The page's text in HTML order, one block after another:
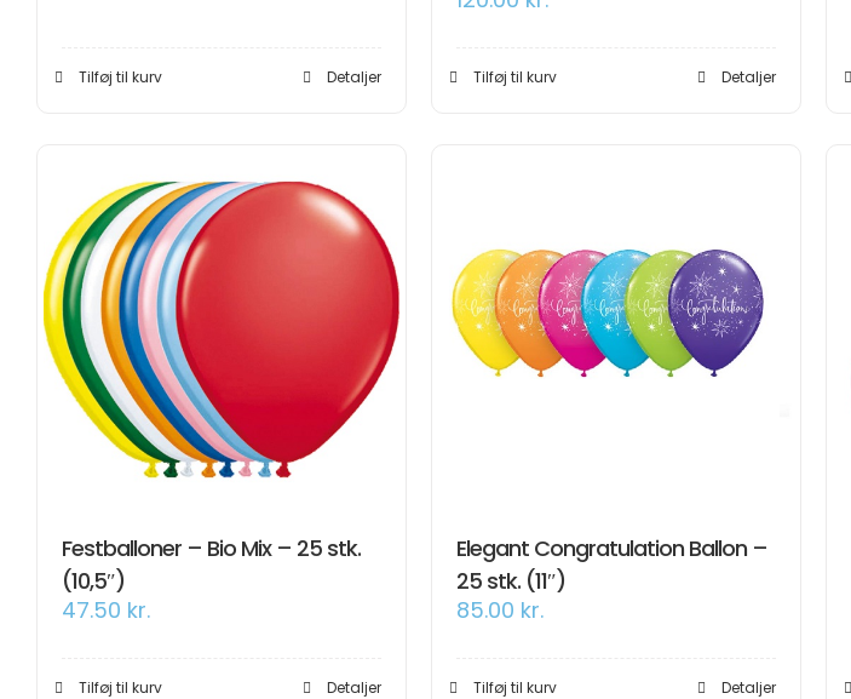
Tilføj til kurv Detaljer Tilføj til kurv Detaljer
Festballoner – Bio Mix – 25 stk.
(10,5″)
47.50 kr.
Tilføj til kurv Detaljer
Elegant Congratulation Ballon –
25 stk. (11″)
85.00 kr.
Tilføj til kurv Detaljer